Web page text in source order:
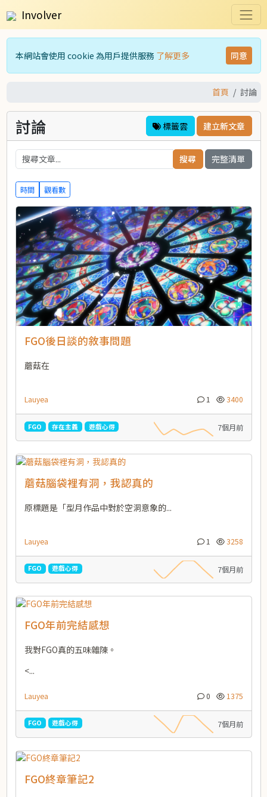
Involver
本網站會使用 cookie 為用戶提供服務 了解更多 同意
首頁 討論
討論 標籤雲 建立新文章
完整清單
時間 觀看數
FGO後日談的敘事問題
蘑菇在
Lauyea 1 3400
FGO 存在主義 遊戲心得 7個月前
蘑菇腦袋裡有洞，我認真的
原標題是「型月作品中對於空洞意象的...
Lauyea 1 3258
FGO 遊戲心得 7個月前
FGO年前完結感想
我對FGO真的五味雜陳。
<...
Lauyea 0 1375
FGO 遊戲心得 7個月前
FGO終章筆記2